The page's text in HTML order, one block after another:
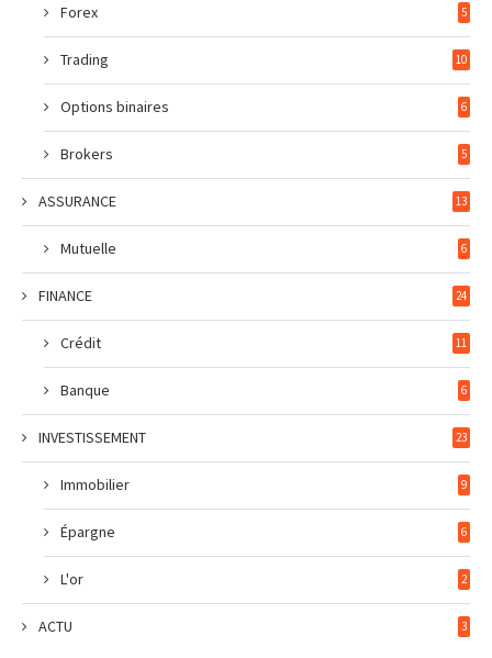
Forex 5
Trading 10
Options binaires 6
Brokers 5
ASSURANCE 13
Mutuelle 6
FINANCE 24
Crédit 11
Banque 6
INVESTISSEMENT 23
Immobilier 9
Épargne 6
L'or 2
ACTU 3